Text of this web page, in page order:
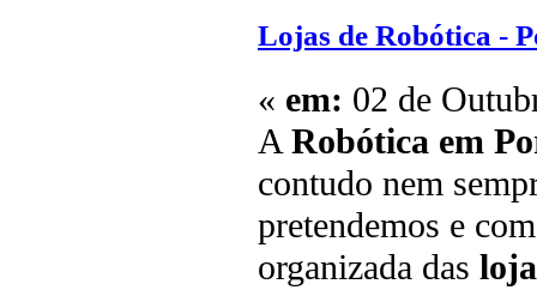
Lojas de Robótica -
« em: 02 de
ARobótica em
contudo nem
pretendemos e
organizada das